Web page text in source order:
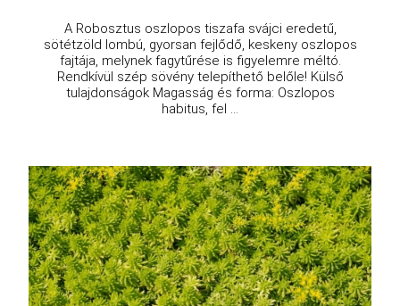
A Robosztus oszlopos tiszafa svájci eredetű,
sötétzöld lombú, gyorsan fejlődő, keskeny oszlopos
fajtája, melynek fagytűrése is figyelemre méltó.
Rendkívül szép sövény telepíthető belőle! Külső
tulajdonságok Magasság és forma: Oszlopos
habitus, fel ...